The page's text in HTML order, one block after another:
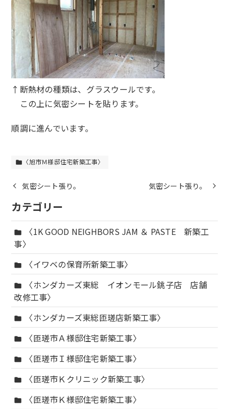
↑断熱材の種類は、グラスウールです。
この上に気密シートを貼ります。
順調に進んでいます。
folder 〈旭市Ｍ様邸住宅新築工事〉
気密シート張り。 気密シート張り。
カテゴリー
folder
〈1K GOOD NEIGHBORS JAM ＆ PASTE 新築工
事〉
folder 〈イワベの保育所新築工事〉
folder
〈ホンダカーズ東総 イオンモール銚子店 店舗
改修工事〉
folder 〈ホンダカーズ東総匝瑳店新築工事〉
folder 〈匝瑳市Ａ様邸住宅新築工事〉
folder 〈匝瑳市Ｉ様邸住宅新築工事〉
folder 〈匝瑳市Ｋクリニック新築工事〉
folder 〈匝瑳市Ｋ様邸住宅新築工事〉